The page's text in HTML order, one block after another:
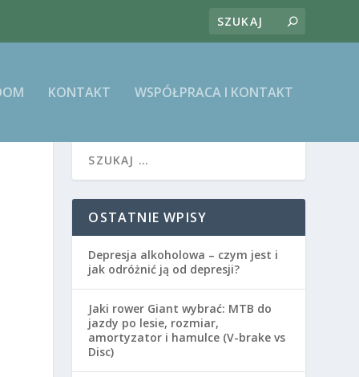
KONTAKT WSPÓŁPRACA I KONTAKT
OSTATNIE WPISY
Depresja alkoholowa – czym jest i
jak odróżnić ją od depresji?
Jaki rower Giant wybrać: MTB do
jazdy po lesie, rozmiar,
amortyzator i hamulce (V-brake vs
Disc)